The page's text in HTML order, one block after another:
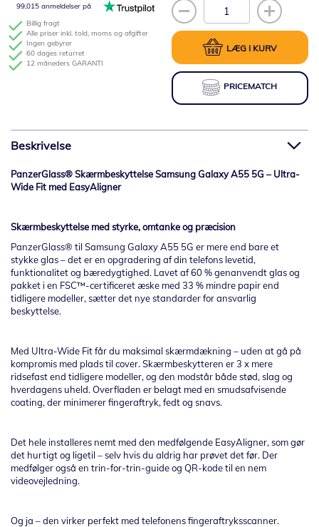
LÆG I KURV
PRICEMATCH
Billig fragt
Alle priser inkl. told, moms og afgifter
Ingen gebyrer
60 dages returret
12 måneders GARANTI
99,015 anmeldelser på
Beskrivelse
PanzerGlass® Skærmbeskyttelse Samsung Galaxy A55 5G – Ultra-
Wide Fit med EasyAligner
Skærmbeskyttelse med styrke, omtanke og præcision
PanzerGlass® til Samsung Galaxy A55 5G er mere end bare et
stykke glas – det er en opgradering af din telefons levetid,
funktionalitet og bæredygtighed. Lavet af 60 % genanvendt glas og
pakket i en FSC™-certificeret æske med 33 % mindre papir end
tidligere modeller, sætter det nye standarder for ansvarlig
beskyttelse.
Med Ultra-Wide Fit får du maksimal skærmdækning – uden at gå på
kompromis med plads til cover. Skærmbeskytteren er 3 x mere
ridsefast end tidligere modeller, og den modstår både stød, slag og
hverdagens uheld. Overfladen er belagt med en smudsafvisende
coating, der minimerer fingeraftryk, fedt og snavs.
Det hele installeres nemt med den medfølgende EasyAligner, som gør
det hurtigt og ligetil – selv hvis du aldrig har prøvet det før. Der
medfølger også en trin-for-trin-guide og QR-kode til en nem
videovejledning.
Og ja – den virker perfekt med telefonens fingeraftryksscanner.